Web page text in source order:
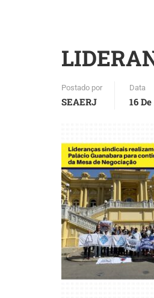
Postado por
SEAERJ
Data
16